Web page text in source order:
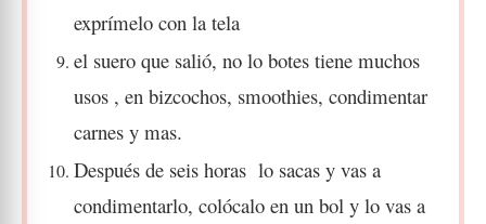
exprímelo con la tela
el suero que salió, no lo botes tiene muchos
usos , en bizcochos, smoothies, condimentar
carnes y mas.
Después de seis horas lo sacas y vas a
condimentarlo, colócalo en un bol y lo vas a